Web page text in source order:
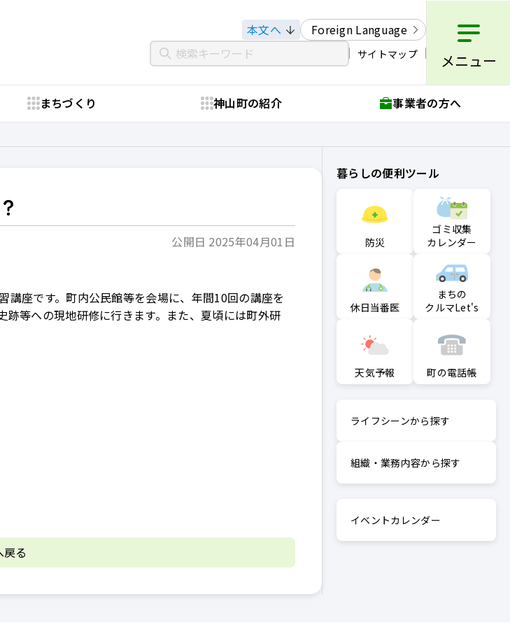
本文へ Foreign Language
サイトマップ メニュー
まちづくり 神山町の紹介 事業者の方へ
公開日 2025年04月01日
座です。町内公民館等を会場に、年間10回の講座を
等への現地研修に行きます。また、夏頃には町外研
る
暮らしの便利ツール
防災
ゴミ収集
カレンダー
休日当番医
まちの
クルマLet's
天気予報 町の電話帳
ライフシーンから探す
組織・業務内容から探す
イベントカレンダー